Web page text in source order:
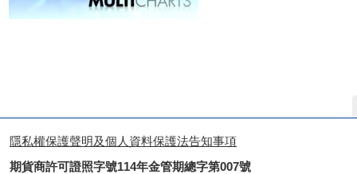
隱私權保護聲明及個人資料保護法告知事項
期貨商許可證照字號114年金管期總字第007號